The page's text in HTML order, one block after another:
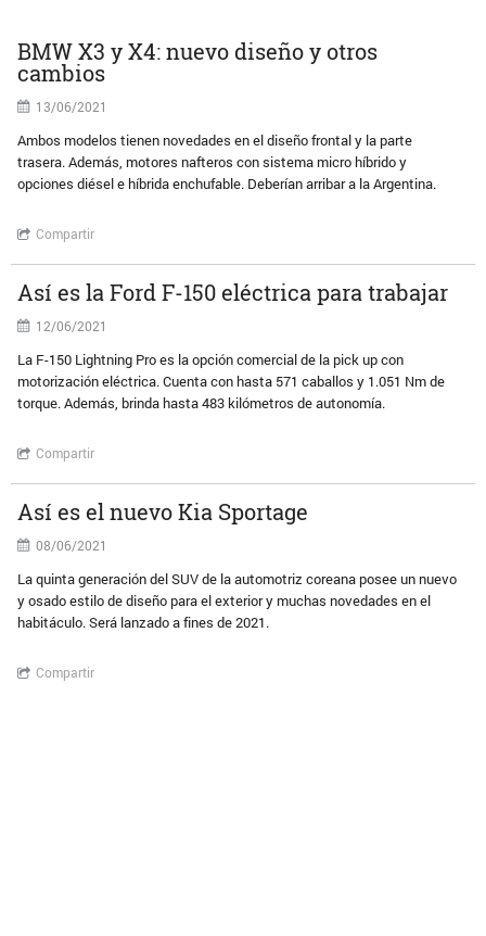
BMW X3 y X4: nuevo diseño y otros
cambios
13/06/2021
Ambos modelos tienen novedades en el diseño frontal y la parte
trasera. Además, motores nafteros con sistema micro híbrido y
opciones diésel e híbrida enchufable. Deberían arribar a la Argentina.
Compartir
Así es la Ford F-150 eléctrica para trabajar
12/06/2021
La F-150 Lightning Pro es la opción comercial de la pick up con
motorización eléctrica. Cuenta con hasta 571 caballos y 1.051 Nm de
torque. Además, brinda hasta 483 kilómetros de autonomía.
Compartir
Así es el nuevo Kia Sportage
08/06/2021
La quinta generación del SUV de la automotriz coreana posee un nuevo
y osado estilo de diseño para el exterior y muchas novedades en el
habitáculo. Será lanzado a fines de 2021.
Compartir